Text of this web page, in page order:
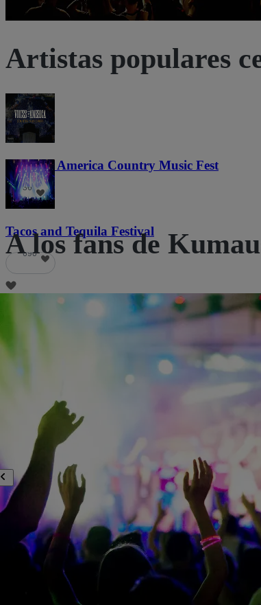
Artistas populares
Voices of America Country Music Fest
36
Tacos and Tequila Festival
690
A los fans de